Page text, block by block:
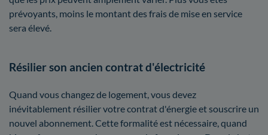
prévoyants, moins le montant des frais de mise en service
sera élevé.
Résilier son ancien contrat d'électricité
Quand vous changez de logement, vous devez
inévitablement résilier votre contrat d'énergie et souscrire un
nouvel abonnement. Cette formalité est nécessaire, quand